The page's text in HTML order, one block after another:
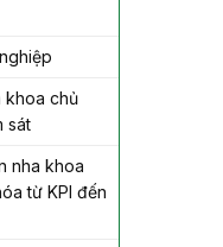
khoa chủ
sát
nha khoa
từ KPI đến